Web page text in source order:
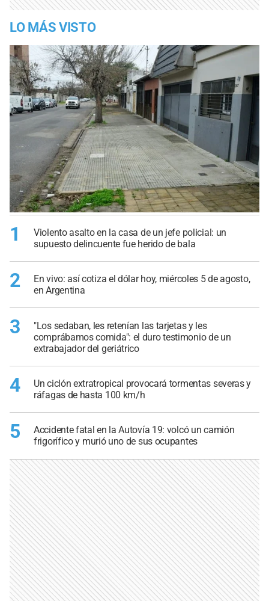
LO MÁS VISTO
1
Violento asalto en la casa de un jefe policial: un
supuesto delincuente fue herido de bala
2
En vivo: así cotiza el dólar hoy, miércoles 5 de agosto,
en Argentina
3
"Los sedaban, les retenían las tarjetas y les
comprábamos comida": el duro testimonio de un
extrabajador del geriátrico
4
Un ciclón extratropical provocará tormentas severas y
ráfagas de hasta 100 km/h
5
Accidente fatal en la Autovía 19: volcó un camión
frigorífico y murió uno de sus ocupantes